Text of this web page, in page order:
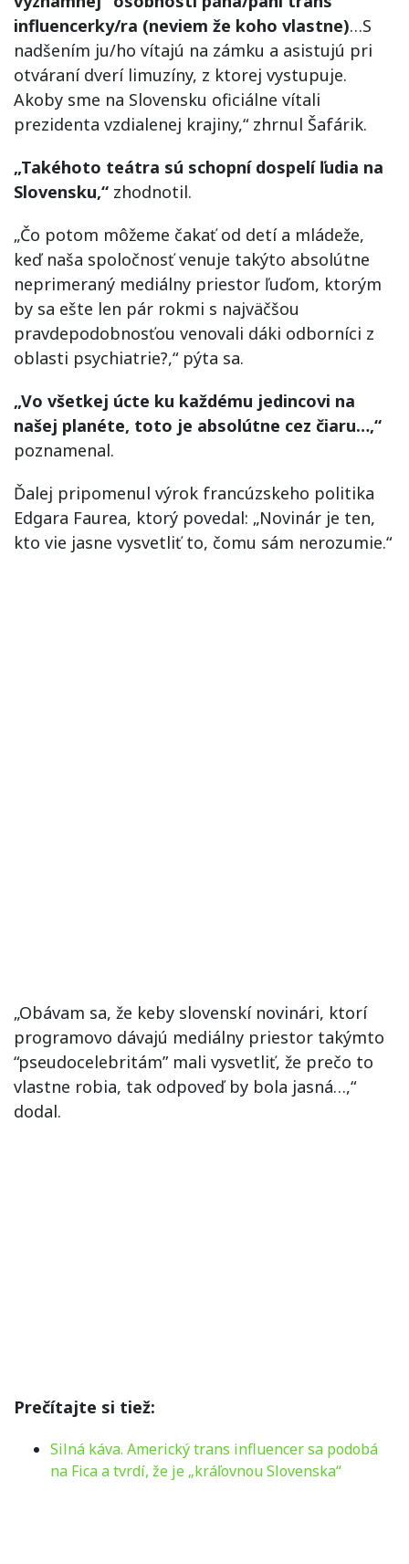
influencerky/ra (neviem že koho vlastne)…S
nadšením ju/ho vítajú na zámku a asistujú pri
otváraní dverí limuzíny, z ktorej vystupuje.
Akoby sme na Slovensku oficiálne vítali
prezidenta vzdialenej krajiny,“ zhrnul Šafárik.
„Takéhoto teátra sú schopní dospelí ľudia na
Slovensku,“ zhodnotil.
„Čo potom môžeme čakať od detí a mládeže,
keď naša spoločnosť venuje takýto absolútne
neprimeraný mediálny priestor ľuďom, ktorým
by sa ešte len pár rokmi s najväčšou
pravdepodobnosťou venovali dáki odborníci z
oblasti psychiatrie?,“ pýta sa.
„Vo všetkej úcte ku každému jedincovi na
našej planéte, toto je absolútne cez čiaru…,“
poznamenal.
Ďalej pripomenul výrok francúzskeho politika
Edgara Faurea, ktorý povedal: „Novinár je ten,
kto vie jasne vysvetliť to, čomu sám nerozumie.“
„Obávam sa, že keby slovenskí novinári, ktorí
programovo dávajú mediálny priestor takýmto
“pseudocelebritám” mali vysvetliť, že prečo to
vlastne robia, tak odpoveď by bola jasná…,“
dodal.
Prečítajte si tiež:
Silná káva. Americký trans influencer sa podobá
na Fica a tvrdí, že je „kráľovnou Slovenska“